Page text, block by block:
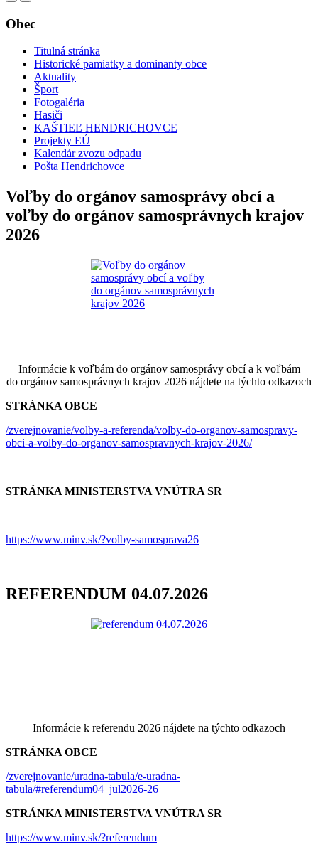
Obec
Titulná stránka
Historické pamiatky a dominanty obce
Aktuality
Šport
Fotogaléria
Hasiči
KAŠTIEĽ HENDRICHOVCE
Projekty EÚ
Kalendár zvozu odpadu
Pošta Hendrichovce
Voľby do orgánov samosprávy obcí a
voľby do orgánov samosprávnych krajov
2026
Informácie k voľbám do orgánov samosprávy obcí a k voľbám
do orgánov samosprávnych krajov 2026 nájdete na týchto odkazoch
STRÁNKA OBCE
/zverejnovanie/volby-a-referenda/volby-do-organov-samospravy-
obci-a-volby-do-organov-samospravnych-krajov-2026/
STRÁNKA MINISTERSTVA VNÚTRA SR
https://www.minv.sk/?volby-samosprava26
REFERENDUM 04.07.2026
Informácie k referendu 2026 nájdete na týchto odkazoch
STRÁNKA OBCE
/zverejnovanie/uradna-tabula/e-uradna-
tabula/#referendum04_jul2026-26
STRÁNKA MINISTERSTVA VNÚTRA SR
https://www.minv.sk/?referendum